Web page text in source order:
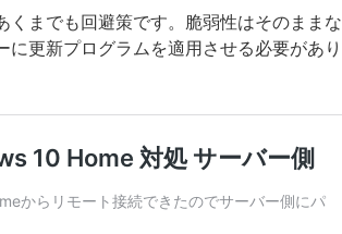
くまでも回避策です。脆弱性はそのままな
に更新プログラムを適用させる必要があり